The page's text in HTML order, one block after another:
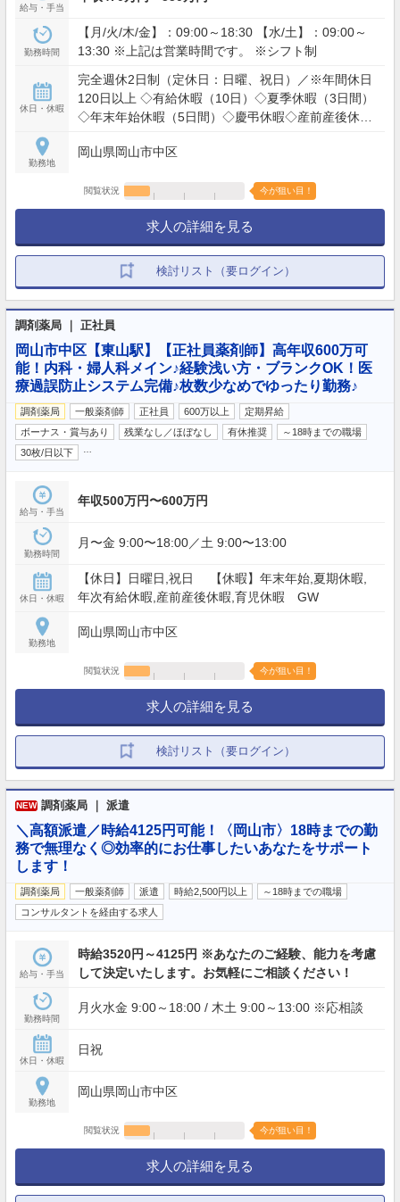
給与・手当
勤務時間
【月/火/木/金】：09:00～18:30 【水/土】：09:00～
13:30 ※上記は営業時間です。 ※シフト制
休日・休暇
完全週休2日制（定休日：日曜、祝日）／※年間休日
120日以上 ◇有給休暇（10日）◇夏季休暇（3日間）
◇年末年始休暇（5日間）◇慶弔休暇◇産前産後休暇
勤務地
岡山県岡山市中区
閲覧状況 今が狙い目！
求人の詳細を見る
検討リスト（要ログイン）
調剤薬局 ｜ 正社員
岡山市中区【東山駅】【正社員薬剤師】高年収600万可
能！内科・婦人科メイン♪経験浅い方・ブランクOK！医
療過誤防止システム完備♪枚数少なめでゆったり勤務♪
調剤薬局 一般薬剤師 正社員 600万以上
定期昇給
ボーナス・賞与あり
残業なし／ほぼなし 有休推奨
～18時までの職場
30枚/日以下
給与・手当
年収500万円〜600万円
勤務時間
月〜金 9:00〜18:00／土 9:00〜13:00
休日・休暇
【休日】日曜日,祝日 【休暇】年末年始,夏期休暇,
年次有給休暇,産前産後休暇,育児休暇 GW
勤務地
岡山県岡山市中区
閲覧状況 今が狙い目！
求人の詳細を見る
検討リスト（要ログイン）
NEW 調剤薬局 ｜ 派遣
＼高額派遣／時給4125円可能！〈岡山市〉18時までの勤
務で無理なく◎効率的にお仕事したいあなたをサポート
します！
調剤薬局 一般薬剤師 派遣 時給2,500円以上
～18時までの職場
コンサルタントを経由する求人
給与・手当
時給3520円～4125円 ※あなたのご経験、能力を考慮
して決定いたします。お気軽にご相談ください！
勤務時間
月火水金 9:00～18:00 / 木土 9:00～13:00 ※応相談
休日・休暇
日祝
勤務地
岡山県岡山市中区
閲覧状況 今が狙い目！
求人の詳細を見る